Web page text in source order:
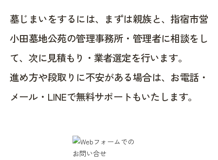
墓じまいをするには、まずは親族と、指宿市営
小田墓地公苑の管理事務所・管理者に相談をし
て、次に見積もり・業者選定を行います。
進め方や段取りに不安がある場合は、お電話・
メール・LINEで無料サポートもいたします。